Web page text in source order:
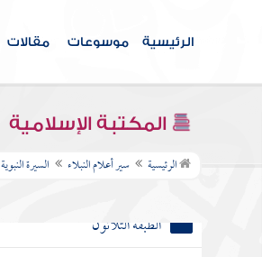
الرئيسية موسوعات مقالات
المكتبة الإسلامية
الرئيسية سير أعلام النبلاء السيرة النبوية
الطبقة السادسة والعشرون
الطبقة الثامنة والعشرون
الطبقة الثلاثون